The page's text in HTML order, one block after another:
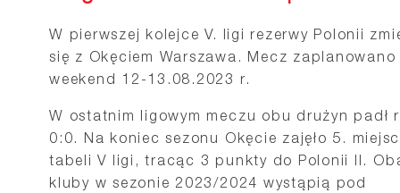
W pierwszej kolejce V. ligi rezerwy Polonii
się z Okęciem Warszawa. Mecz zaplanowano
weekend 12-13.08.2023 r.
W ostatnim ligowym meczu obu drużyn padł
0:0. Na koniec sezonu Okęcie zajęło 5.
tabeli V ligi, tracąc 3 punkty do Polonii II.
kluby w sezonie 2023/2024 wystąpią pod